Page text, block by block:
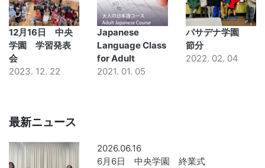
12月16日 中央
学園 学習発表
会
2023. 12. 22
Japanese
Language Class
for Adult
2021. 01. 05
パサデナ学園
節分
2022. 02. 04
最新ニュース
2026.06.16
6月6日 中央学園 終業式